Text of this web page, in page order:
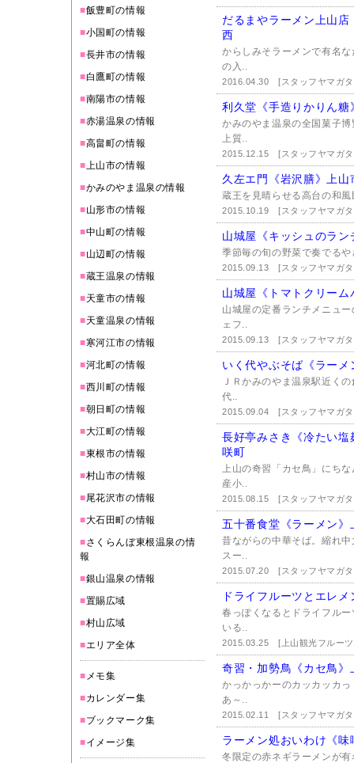
■飯豊町の情報
■小国町の情報
■長井市の情報
■白鷹町の情報
■南陽市の情報
■赤湯温泉の情報
■高畠町の情報
■上山市の情報
■かみのやま温泉の情報
■山形市の情報
■中山町の情報
■山辺町の情報
■蔵王温泉の情報
■天童市の情報
■天童温泉の情報
■寒河江市の情報
■河北町の情報
■西川町の情報
■朝日町の情報
■大江町の情報
■東根市の情報
■村山市の情報
■尾花沢市の情報
■大石田町の情報
■さくらんぼ東根温泉の情
報
■銀山温泉の情報
■置賜広域
■村山広域
■エリア全体
■ メモ集
■カレンダー集
■ブックマーク集
■イメージ集
だるまやラーメン上山
西
からしみそラーメンで有名
の入..
2016.04.30[スタッフヤマガ
利久堂《手造りかりん糖
かみのやま温泉の全国菓子
上質..
2015.12.15[スタッフヤマガ
久左エ門《岩沢膳》上山
蔵王を見晴らせる高台の和
2015.10.19[スタッフヤマガ
山城屋《キッシュのラ
季節毎の旬の野菜で奏でる
2015.09.13[スタッフヤマガ
山城屋《トマトクリーム
山城屋の定番ランチメニュ
ェフ..
2015.09.13[スタッフヤマガ
いく代やぶそば《ラーメ
ＪＲかみのやま温泉駅近く
代..
2015.09.04[スタッフヤマガ
長好亭みさき《冷たい
咲町
上山の奇習「カセ鳥」にち
産小..
2015.08.15[スタッフヤマガ
五十番食堂《ラーメン》
昔ながらの中華そば。縮れ
スー..
2015.07.20[スタッフヤマガ
ドライフルーツとエレメ
春っぽくなるとドライフル
いる..
2015.03.25[上山観光フルー
奇習・加勢鳥《カセ鳥》
かっかっかーのカッカッカ
あ～..
2015.02.11[スタッフヤマガ
ラーメン処おいわけ《
冬限定の赤ネギラーメンが